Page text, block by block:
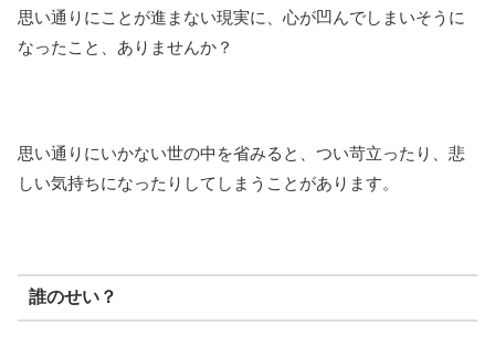
思い通りにことが進まない現実に、心が凹んでしまいそうに
なったこと、ありませんか？
思い通りにいかない世の中を省みると、つい苛立ったり、悲
しい気持ちになったりしてしまうことがあります。
誰のせい？